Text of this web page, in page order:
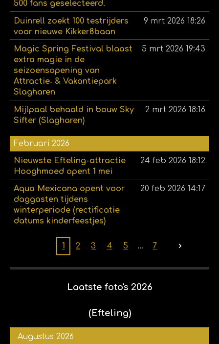
500 fans geselecteerd.
Duinrell zoekt 100 testrijders
voor nieuwe Kikker8baan
9 mrt 2026 18:26
Magic Spring Festival blaast
extra magie in de
seizoensopening van
Attractie‑ & Vakantiepark
Slagharen
5 mrt 2026 19:43
Mijlpaal behaald in bouw Sky
Sifter (Slagharen)
2 mrt 2026 18:16
Februari 2026
Nieuwste Efteling-attractie
Hooghmoed opent 1 mei
24 feb 2026 18:12
Aqua Mexicana opent voor
daggasten tijdens
winterperiode (rectificatie
datums kinderfeestjes)
20 feb 2026 14:17
1 2 3 4 5 7
Laatste foto's 2026
(Efteling)
Augustus 2026